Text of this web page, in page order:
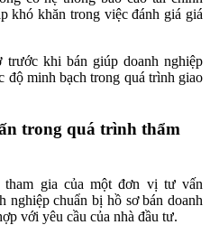
khó khăn trong việc đánh giá giá
khi bán giúp doanh nghiệp
độ minh bạch trong quá trình giao
trong quá trình thẩm
gia của một đơn vị tư vấn
nghiệp chuẩn bị hồ sơ bán doanh
với yêu cầu của nhà đầu tư.